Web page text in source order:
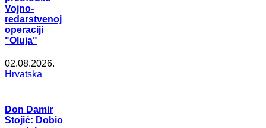
Vojno-
redarstvenoj
operaciji
"Oluja"
02.08.2026.
Hrvatska
Don Damir
Stojić: Dobio